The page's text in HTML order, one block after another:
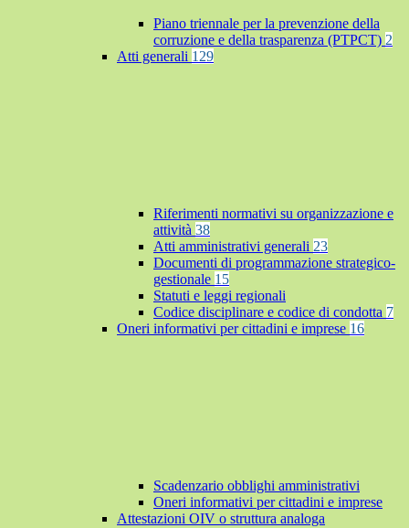
Piano triennale per la prevenzione della
corruzione e della trasparenza (PTPCT) 2
Atti generali 129
Riferimenti normativi su organizzazione e
attività 38
Atti amministrativi generali 23
Documenti di programmazione strategico-
gestionale 15
Statuti e leggi regionali
Codice disciplinare e codice di condotta 7
Oneri informativi per cittadini e imprese 16
Scadenzario obblighi amministrativi
Oneri informativi per cittadini e imprese
Attestazioni OIV o struttura analoga